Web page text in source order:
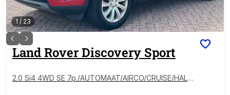
1/23
Land RoverDiscovery Sport
2.0 Si4 4WD SE 7p./AUTOMAAT/AIRCO/CRUISE/HALF